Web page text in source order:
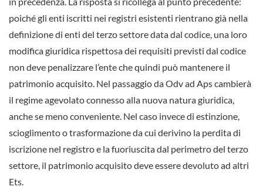
poiché gli enti iscritti nei registri esistenti rientrano già nella
definizione di enti del terzo settore data dal codice, una loro
modifica giuridica rispettosa dei requisiti previsti dal codice
non deve penalizzare l’ente che quindi può mantenere il
patrimonio acquisito. Nel passaggio da Odv ad Aps cambierà
il regime agevolato connesso alla nuova natura giuridica,
anche se meno conveniente. Nel caso invece di estinzione,
scioglimento o trasformazione da cui derivino la perdita di
iscrizione nel registro e la fuoriuscita dal perimetro del terzo
settore, il patrimonio acquisito deve essere devoluto ad altri
Ets.